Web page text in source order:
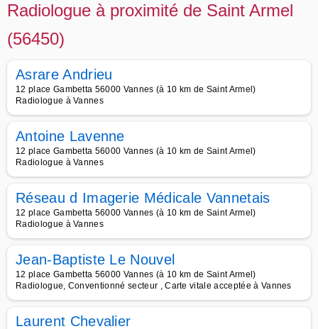
Radiologue à proximité de Saint Armel
(56450)
Asrare Andrieu
12 place Gambetta 56000 Vannes (à 10 km de Saint Armel)
Radiologue à Vannes
Antoine Lavenne
12 place Gambetta 56000 Vannes (à 10 km de Saint Armel)
Radiologue à Vannes
Réseau d Imagerie Médicale Vannetais
12 place Gambetta 56000 Vannes (à 10 km de Saint Armel)
Radiologue à Vannes
Jean-Baptiste Le Nouvel
12 place Gambetta 56000 Vannes (à 10 km de Saint Armel)
Radiologue, Conventionné secteur , Carte vitale acceptée à Vannes
Laurent Chevalier